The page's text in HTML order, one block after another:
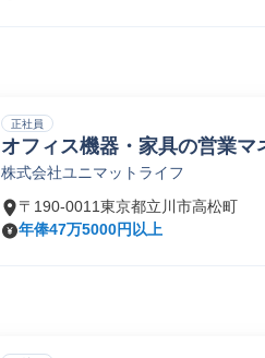
正社員
オフィス機器・家具の営業マ
株式会社ユニマットライフ
〒190-0011東京都立川市高松町
年俸47万5000円以上